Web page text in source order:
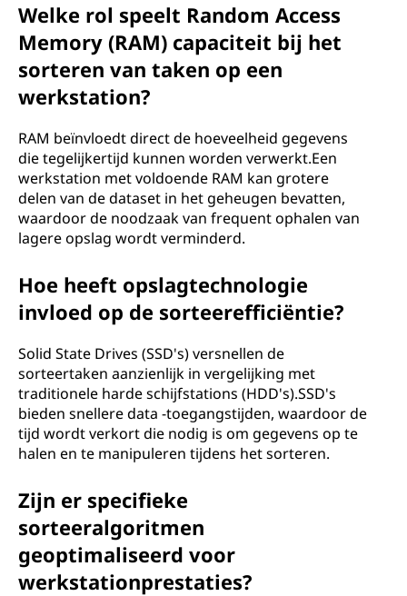
Welke rol speelt Random Access
Memory (RAM) capaciteit bij het
sorteren van taken op een
werkstation?
RAM beïnvloedt direct de hoeveelheid gegevens
die tegelijkertijd kunnen worden verwerkt.Een
werkstation met voldoende RAM kan grotere
delen van de dataset in het geheugen bevatten,
waardoor de noodzaak van frequent ophalen van
lagere opslag wordt verminderd.
Hoe heeft opslagtechnologie
invloed op de sorteerefficiëntie?
Solid State Drives (SSD's) versnellen de
sorteertaken aanzienlijk in vergelijking met
traditionele harde schijfstations (HDD's).SSD's
bieden snellere data -toegangstijden, waardoor de
tijd wordt verkort die nodig is om gegevens op te
halen en te manipuleren tijdens het sorteren.
Zijn er specifieke
sorteeralgoritmen
geoptimaliseerd voor
werkstationprestaties?